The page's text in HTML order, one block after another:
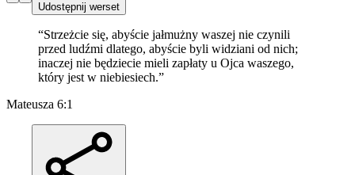
Udostępnij werset
“Strzeżcie się, abyście jałmużny waszej nie czynili
przed ludźmi dlatego, abyście byli widziani od nich;
inaczej nie będziecie mieli zapłaty u Ojca waszego,
który jest w niebiesiech.”
Mateusza 6:1